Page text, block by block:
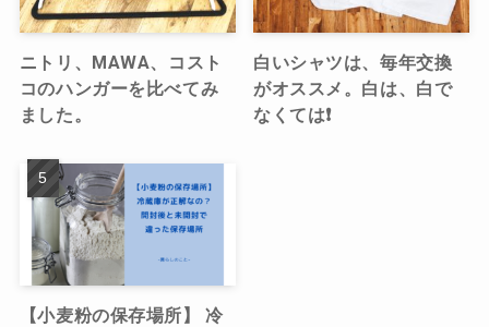
ニトリ、MAWA、コスト
コのハンガーを比べてみ
ました。
白いシャツは、毎年交換
がオススメ。白は、白で
なくては❗️
【小麦粉の保存場所】 冷